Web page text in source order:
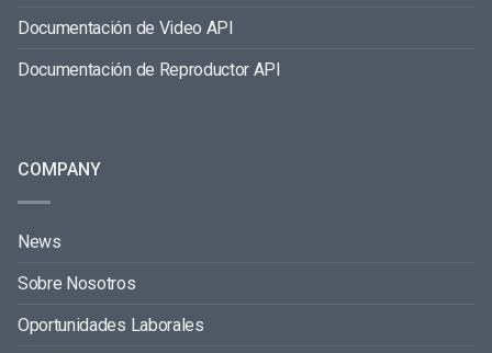
Documentación de Video API
Documentación de Reproductor API
COMPANY
News
Sobre Nosotros
Oportunidades Laborales